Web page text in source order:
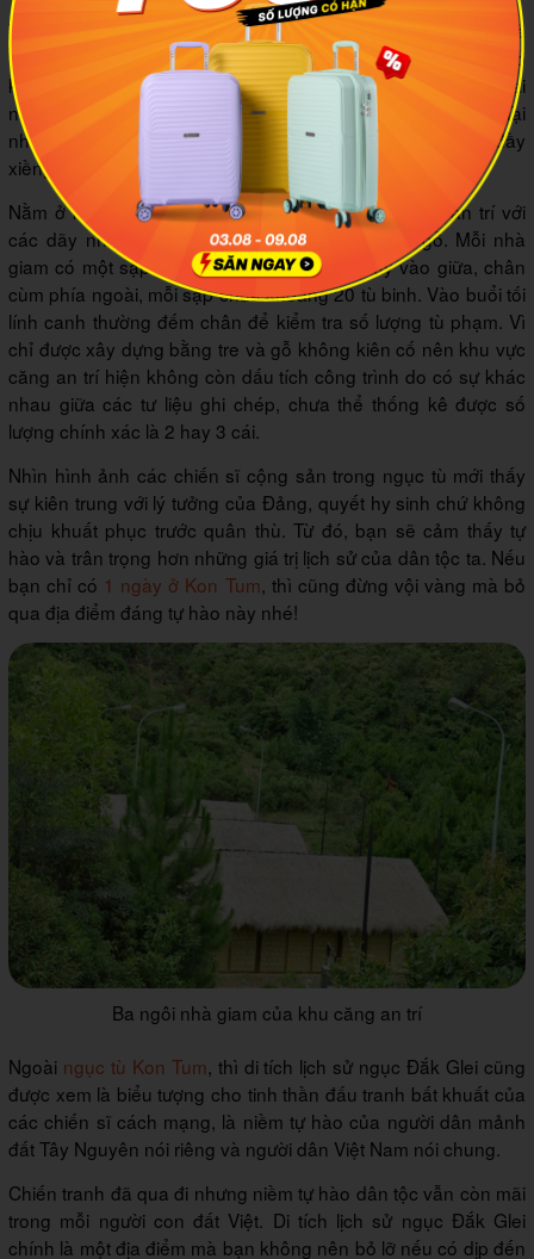
Từ ngục Đắk Glei đi xuống dưới sườn đồi khoảng 150m là nhà
“ngục biệt giam” rộng khoảng 12m2, được xây dựng vào
khoảng từ tháng 2 - 6/1942 ngay sau cuộc vượt ngục của hai
nhà cách mạng yêu nước là Tố Hữu và Huỳnh Ngọc Huệ. Tại
nhà giam này, không gian vừa ngột ngạt, vừa u ám với đầy
xiềng xích, gông cùm...
Nằm ở khoảng giữa nhà ngục với khu đồn là căng an trí với
các dãy nhà giam được xây dựng bằng tre và gỗ. Mỗi nhà
giam có một sạp nằm cho tù nhân, đầu quay vào giữa, chân
cùm phía ngoài, mỗi sạp chứa khoảng 20 tù binh. Vào buổi tối
lính canh thường đếm chân để kiểm tra số lượng tù phạm. Vì
chỉ được xây dựng bằng tre và gỗ không kiên cố nên khu vực
căng an trí hiện không còn dấu tích công trình do có sự khác
nhau giữa các tư liệu ghi chép, chưa thể thống kê được số
lượng chính xác là 2 hay 3 cái.
Nhìn hình ảnh các chiến sĩ cộng sản trong ngục tù mới thấy
sự kiên trung với lý tưởng của Đảng, quyết hy sinh chứ không
chịu khuất phục trước quân thù. Từ đó, bạn sẽ cảm thấy tự
hào và trân trọng hơn những giá trị lịch sử của dân tộc ta. Nếu
bạn chỉ có 1 ngày ở Kon Tum, thì cũng đừng vội vàng mà bỏ
qua địa điểm đáng tự hào này nhé!
Ba ngôi nhà giam của khu căng an trí
Ngoài ngục tù Kon Tum, thì di tích lịch sử ngục Đắk Glei cũng
được xem là biểu tượng cho tinh thần đấu tranh bất khuất của
các chiến sĩ cách mạng, là niềm tự hào của người dân mảnh
đất Tây Nguyên nói riêng và người dân Việt Nam nói chung.
Chiến tranh đã qua đi nhưng niềm tự hào dân tộc vẫn còn mãi
trong mỗi người con đất Việt. Di tích lịch sử ngục Đắk Glei
chính là một địa điểm mà bạn không nên bỏ lỡ nếu có dịp đến